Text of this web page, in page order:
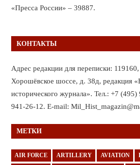
«Пресса России» – 39887.
КОНТАКТЫ
Адрес редакции для переписки:
Хорошёвское шоссе, д. 38д, редакция
исторического журнала». Тел.: +7
941-26-12. E-mail:
МЕТКИ
AIR FORCE ARTILLERY AVIATION